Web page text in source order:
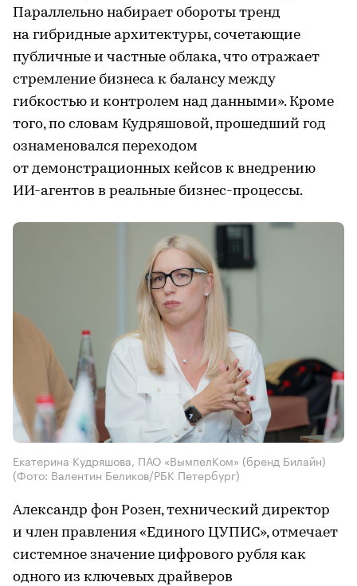
Параллельно набирает обороты тренд
на гибридные архитектуры, сочетающие
публичные и частные облака, что отражает
стремление бизнеса к балансу между
гибкостью и контролем над данными». Кроме
того, по словам Кудряшовой, прошедший год
ознаменовался переходом
от демонстрационных кейсов к внедрению
ИИ-агентов в реальные бизнес-процессы.
Екатерина Кудряшова, ПАО «ВымпелКом» (бренд Билайн)
(Фото: Валентин Беликов/РБК Петербург)
Александр фон Розен, технический директор
и член правления «Единого ЦУПИС», отмечает
системное значение цифрового рубля как
одного из ключевых драйверов